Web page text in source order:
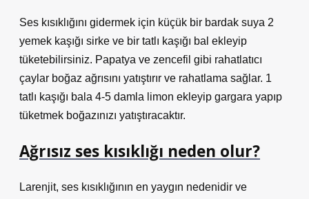
Ses kısıklığını gidermek için küçük bir bardak suya 2
yemek kaşığı sirke ve bir tatlı kaşığı bal ekleyip
tüketebilirsiniz. Papatya ve zencefil gibi rahatlatıcı
çaylar boğaz ağrısını yatıştırır ve rahatlama sağlar. 1
tatlı kaşığı bala 4-5 damla limon ekleyip gargara yapıp
tüketmek boğazınızı yatıştıracaktır.
Ağrısız ses kısıklığı neden olur?
Larenjit, ses kısıklığının en yaygın nedenidir ve